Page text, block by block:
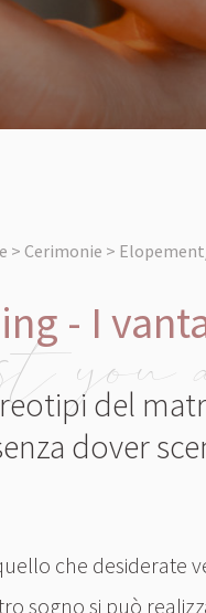
> Cerimonie >
- I
del
dover
you
che desiderate
sogno si può